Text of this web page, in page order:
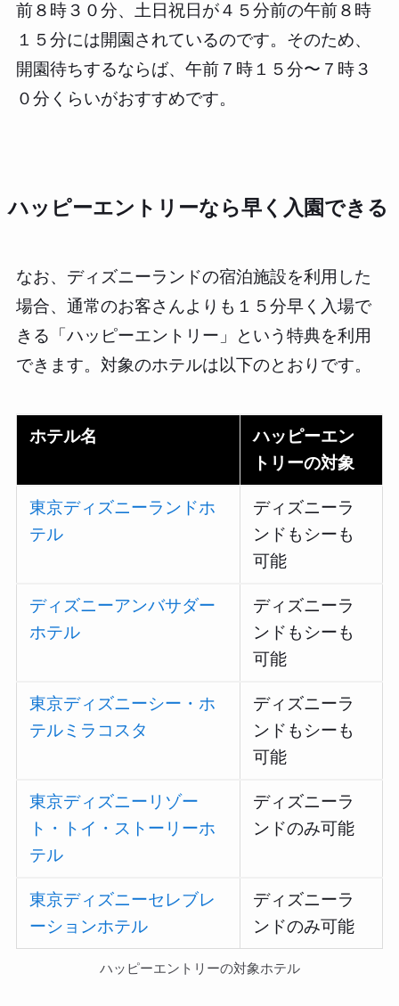
前８時３０分、土日祝日が４５分前の午前８時
１５分には開園されているのです。そのため、
開園待ちするならば、午前７時１５分〜７時３
０分くらいがおすすめです。
ハッピーエントリーなら早く入園できる
なお、ディズニーランドの宿泊施設を利用した
場合、通常のお客さんよりも１５分早く入場で
きる「ハッピーエントリー」という特典を利用
できます。対象のホテルは以下のとおりです。
ホテル名
ハッピーエン
トリーの対象
東京ディズニーランドホ
テル
ディズニーラ
ンドもシーも
可能
ディズニーアンバサダー
ホテル
ディズニーラ
ンドもシーも
可能
東京ディズニーシー・ホ
テルミラコスタ
ディズニーラ
ンドもシーも
可能
東京ディズニーリゾー
ト・トイ・ストーリーホ
テル
ディズニーラ
ンドのみ可能
東京ディズニーセレブレ
ーションホテル
ディズニーラ
ンドのみ可能
ハッピーエントリーの対象ホテル